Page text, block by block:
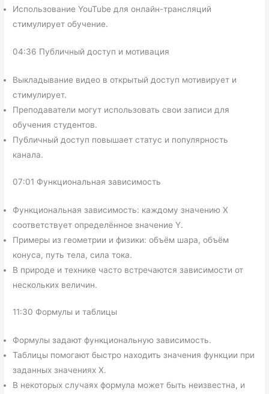
Использование YouTube для онлайн-трансляций
стимулирует обучение.
04:36 Публичный доступ и мотивация
Выкладывание видео в открытый доступ мотивирует и
стимулирует.
Преподаватели могут использовать свои записи для
обучения студентов.
Публичный доступ повышает статус и популярность
канала.
07:01 Функциональная зависимость
Функциональная зависимость: каждому значению X
соответствует определённое значение Y.
Примеры из геометрии и физики: объём шара, объём
конуса, путь тела, сила тока.
В природе и технике часто встречаются зависимости от
нескольких величин.
11:30 Формулы и таблицы
Формулы задают функциональную зависимость.
Таблицы помогают быстро находить значения функции при
заданных значениях X.
В некоторых случаях формула может быть неизвестна, и